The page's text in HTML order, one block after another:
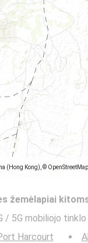
(Hong Kong), ©
žemėlapiai
/ 5G mobiliojo
Harcourt